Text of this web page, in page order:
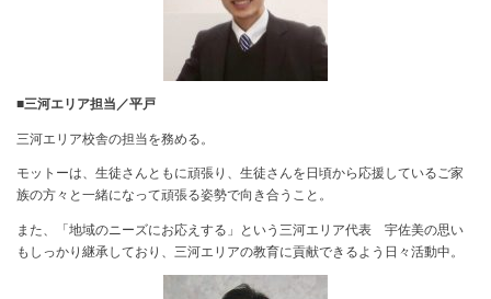
■三河エリア担当／平戸
三河エリア校舎の担当を務める。
モットーは、生徒さんともに頑張り、生徒さんを日頃から応援しているご家
族の方々と一緒になって頑張る姿勢で向き合うこと。
また、「地域のニーズにお応えする」という三河エリア代表 宇佐美の思い
もしっかり継承しており、三河エリアの教育に貢献できるよう日々活動中。